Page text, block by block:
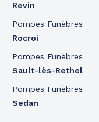
Revin
Pompes Funèbres
Rocroi
Pompes Funèbres
Sault-lès-Rethel
Pompes Funèbres
Sedan